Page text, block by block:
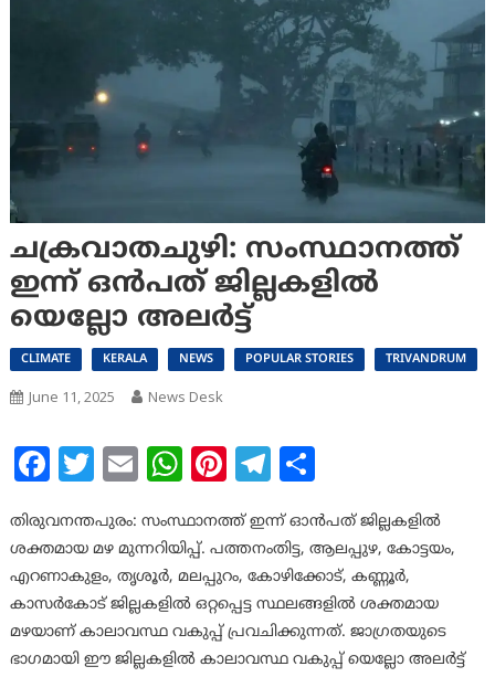
ചക്രവാതചുഴി: സംസ്ഥാനത്ത്
ഇന്ന് ഒന്‍പത് ജില്ലകളില്‍
യെല്ലോ അലര്‍ട്ട്
CLIMATE KERALA NEWS POPULAR STORIES TRIVANDRUM
June 11, 2025 News Desk
Facebook
Twitter
EmailWhatsApp
Pinterest
Telegram
Share
തിരുവനന്തപുരം: സംസ്ഥാനത്ത് ഇന്ന് ഓന്‍പത് ജില്ലകളില്‍
ശക്തമായ മഴ മുന്നറിയിപ്പ്. പത്തനംതിട്ട, ആലപ്പുഴ, കോട്ടയം,
എറണാകുളം, തൃശൂര്‍, മലപ്പുറം, കോഴിക്കോട്, കണ്ണൂര്‍,
കാസര്‍കോട് ജില്ലകളില്‍ ഒറ്റപ്പെട്ട സ്ഥലങ്ങളില്‍ ശക്തമായ
മഴയാണ് കാലാവസ്ഥ വകുപ്പ് പ്രവചിക്കുന്നത്. ജാഗ്രതയുടെ
ഭാഗമായി ഈ ജില്ലകളില്‍ കാലാവസ്ഥ വകുപ്പ് യെല്ലോ അലര്‍ട്ട്